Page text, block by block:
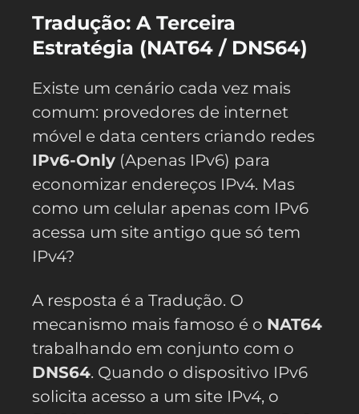
Tradução: A Terceira
Estratégia (NAT64 / DNS64)
Existe um cenário cada vez mais
comum: provedores de internet
móvel e data centers criando redes
IPv6-Only (Apenas IPv6) para
economizar endereços IPv4. Mas
como um celular apenas com IPv6
acessa um site antigo que só tem
IPv4?
A resposta é a Tradução. O
mecanismo mais famoso é o NAT64
trabalhando em conjunto com o
DNS64. Quando o dispositivo IPv6
solicita acesso a um site IPv4, o